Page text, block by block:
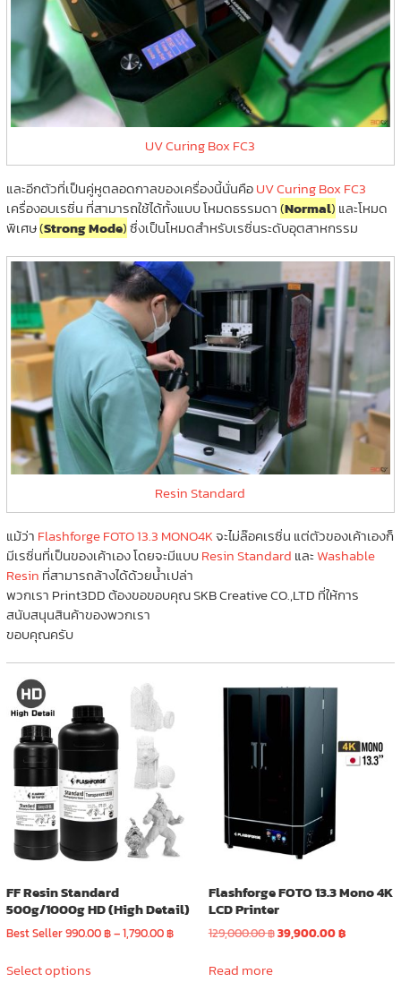
UV Curing Box FC3
และอีกตัวที่เป็นคู่หูตลอดกาลของเครื่องนี้นั่นคือUV Curing Box FC3
เครื่องอบเรซิ่น ที่สามารถใช้ได้ทั้งแบบ โหมดธรรมดา(Normal) และโหมด
พิเศษ(Strong Mode)ซึ่งเป็นโหมดสำหรับเรซิ่นระดับอุตสาหกรรม
Resin Standard
แม้ว่า Flashforge FOTO 13.3 MONO4Kจะไม่ล๊อคเรซิ่น แต่ตัวของเค้าเองก็
มีเรซิ่นที่เป็นของเค้าเอง โดยจะมีแบบResin Standard และWashable
Resin ที่สามารถล้างได้ด้วยน้ำเปล่า
พวกเรา Print3DD ต้องขอขอบคุณ SKB Creative CO.,LTD ที่ให้การ
สนับสนุนสินค้าของพวกเรา
ขอบคุณครับ
FF Resin Standard
500g/1000g HD (High Detail)
Best Seller990.00฿–1,790.00฿Price
990.00 ฿
Select optionsproduct
Flashforge FOTO 13.3 Mono 4K
LCD Printer
129,000.00฿Original
39,900.00฿Current
Read more